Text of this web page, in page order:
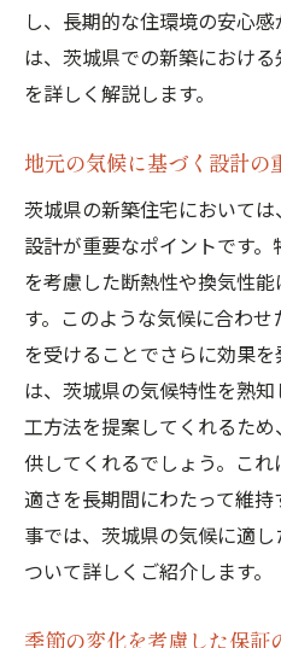
し、長期的な住環境の安心
は、茨城県での新築におけ
を詳しく解説します。
地元の気候に基づく設計の
茨城県の新築住宅において
設計が重要なポイントです
を考慮した断熱性や換気性
す。このような気候に合わ
を受けることでさらに効果
は、茨城県の気候特性を熟
工方法を提案してくれるた
供してくれるでしょう。こ
適さを長期間にわたって維
事では、茨城県の気候に適
ついて詳しくご紹介します。
季節の変化を考慮した保証